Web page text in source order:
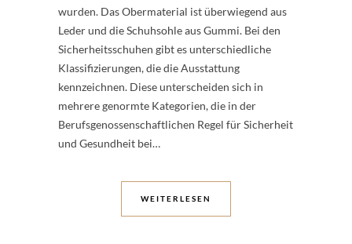
wurden. Das Obermaterial ist überwiegend aus
Leder und die Schuhsohle aus Gummi. Bei den
Sicherheitsschuhen gibt es unterschiedliche
Klassifizierungen, die die Ausstattung
kennzeichnen. Diese unterscheiden sich in
mehrere genormte Kategorien, die in der
Berufsgenossenschaftlichen Regel für Sicherheit
und Gesundheit bei…
WEITERLESEN